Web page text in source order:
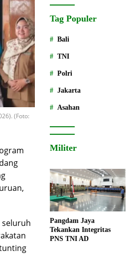
(Foto:
Tag Populer
Bali
TNI
Polri
Jakarta
Asahan
Militer
Pangdam Jaya
Tekankan Integritas
PNS TNI AD